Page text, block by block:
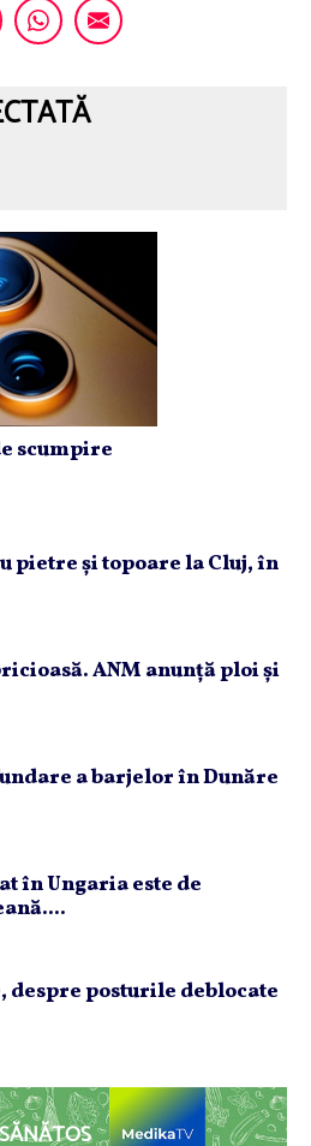
scumpire
pietre şi topoare la Cluj, în
ANM anunţă ploi şi
a barjelor în Dunăre
în Ungaria este de
despre posturile deblocate